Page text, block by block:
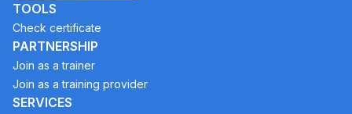
TOOLS
Check certificate
PARTNERSHIP
Join as a trainer
Join as a training provider
SERVICES